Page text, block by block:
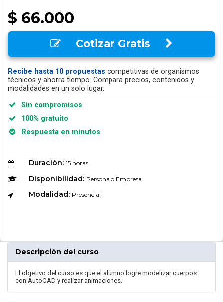
$ 66.000
Cotizar Gratis
Recibe hasta 10 propuestas competitivas de organismos
técnicos y ahorra tiempo. Compara precios, contenidos y
modalidades en un solo lugar.
Sin compromisos
100% gratuito
Respuesta en minutos
Duración: 15 horas
Disponibilidad: Persona o Empresa
Modalidad: Presencial
Descripción del curso
El objetivo del curso es que el alumno logre modelizar cuerpos
con AutoCAD y realizar animaciones.